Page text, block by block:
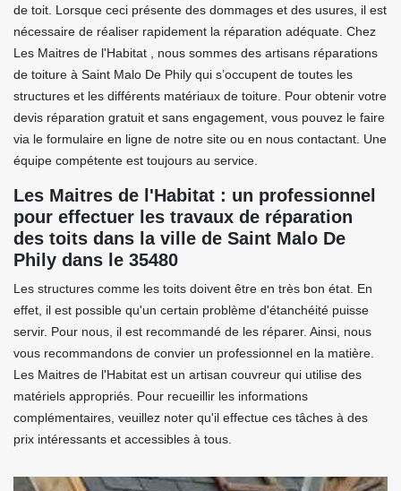
de toit. Lorsque ceci présente des dommages et des usures, il est
nécessaire de réaliser rapidement la réparation adéquate. Chez
Les Maitres de l'Habitat , nous sommes des artisans réparations
de toiture à Saint Malo De Phily qui s’occupent de toutes les
structures et les différents matériaux de toiture. Pour obtenir votre
devis réparation gratuit et sans engagement, vous pouvez le faire
via le formulaire en ligne de notre site ou en nous contactant. Une
équipe compétente est toujours au service.
Les Maitres de l'Habitat : un professionnel
pour effectuer les travaux de réparation
des toits dans la ville de Saint Malo De
Phily dans le 35480
Les structures comme les toits doivent être en très bon état. En
effet, il est possible qu'un certain problème d'étanchéité puisse
servir. Pour nous, il est recommandé de les réparer. Ainsi, nous
vous recommandons de convier un professionnel en la matière.
Les Maitres de l'Habitat est un artisan couvreur qui utilise des
matériels appropriés. Pour recueillir les informations
complémentaires, veuillez noter qu'il effectue ces tâches à des
prix intéressants et accessibles à tous.